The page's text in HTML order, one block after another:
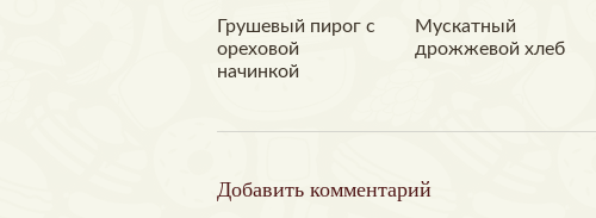
Грушевый пирог с
ореховой
начинкой
Мускатный
дрожжевой хлеб
Добавить комментарий